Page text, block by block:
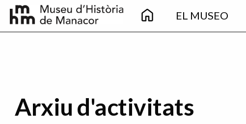
Pasar al contenido principal
Main
navigation
EL MUSEO
Arxiu d'activitats